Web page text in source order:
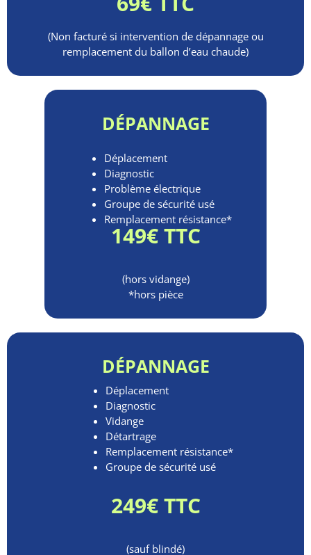
(Non facturé si intervention de dépannage ou
remplacement du ballon d’eau chaude)
DÉPANNAGE
Déplacement
Diagnostic
Problème électrique
Groupe de sécurité usé
Remplacement résistance*
149€ TTC
(hors vidange)
*hors pièce
DÉPANNAGE
Déplacement
Diagnostic
Vidange
Détartrage
Remplacement résistance*
Groupe de sécurité usé
249€ TTC
(sauf blindé)